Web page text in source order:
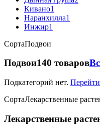
Кивано1
Наранхилла1
Инжир1
СортаПодвои
Подвои140 товаров
Подкатегорий нет.
СортаЛекарственные
Лекарственные